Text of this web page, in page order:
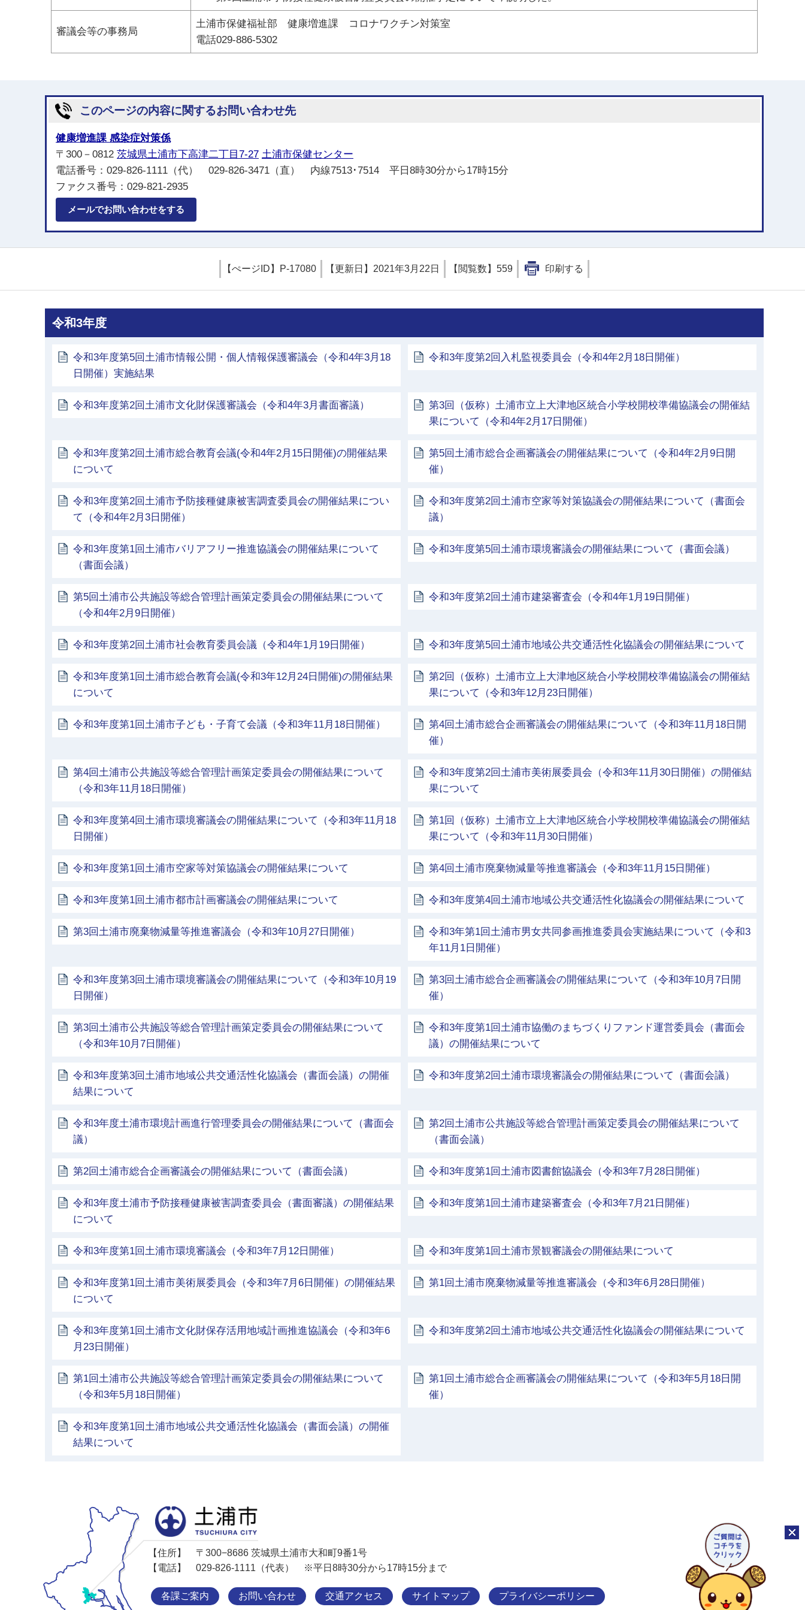
審議会等の事務局
土浦市保健福祉部 健康増進課 コロナワクチン対策室
電話029-886-5302
このページの内容に関するお問い合わせ先
健康増進課 感染症対策係
〒300－0812 茨城県土浦市下高津二丁目7-27 土浦市保健センター
電話番号：029-826-1111（代） 029-826-3471（直） 内線7513･7514 平日8時30分から17時15分
ファクス番号：029-821-2935
メールでお問い合わせをする
【ぺージID】 P-17080 【更新日】 2021年3月22日 【閲覧数】 559 印刷する
令和3年度
令和3年度第5回土浦市情報公開・個人情報保護審議会（令和4年3月18
日開催）実施結果
令和3年度第2回入札監視委員会（令和4年2月18日開催）
令和3年度第2回土浦市文化財保護審議会（令和4年3月書面審議）
第3回（仮称）土浦市立上大津地区統合小学校開校準備協議会の開催結
果について（令和4年2月17日開催）
令和3年度第2回土浦市総合教育会議(令和4年2月15日開催)の開催結果
について
第5回土浦市総合企画審議会の開催結果について（令和4年2月9日開
催）
令和3年度第2回土浦市予防接種健康被害調査委員会の開催結果につい
て（令和4年2月3日開催）
令和3年度第2回土浦市空家等対策協議会の開催結果について（書面会
議）
令和3年度第1回土浦市バリアフリー推進協議会の開催結果について
（書面会議）
令和3年度第5回土浦市環境審議会の開催結果について（書面会議）
第5回土浦市公共施設等総合管理計画策定委員会の開催結果について
（令和4年2月9日開催）
令和3年度第2回土浦市建築審査会（令和4年1月19日開催）
令和3年度第2回土浦市社会教育委員会議（令和4年1月19日開催） 令和3年度第5回土浦市地域公共交通活性化協議会の開催結果について
令和3年度第1回土浦市総合教育会議(令和3年12月24日開催)の開催結果
について
第2回（仮称）土浦市立上大津地区統合小学校開校準備協議会の開催結
果について（令和3年12月23日開催）
令和3年度第1回土浦市子ども・子育て会議（令和3年11月18日開催）
第4回土浦市総合企画審議会の開催結果について（令和3年11月18日開
催）
第4回土浦市公共施設等総合管理計画策定委員会の開催結果について
（令和3年11月18日開催）
令和3年度第2回土浦市美術展委員会（令和3年11月30日開催）の開催結
果について
令和3年度第4回土浦市環境審議会の開催結果について（令和3年11月18
日開催）
第1回（仮称）土浦市立上大津地区統合小学校開校準備協議会の開催結
果について（令和3年11月30日開催）
令和3年度第1回土浦市空家等対策協議会の開催結果について 第4回土浦市廃棄物減量等推進審議会（令和3年11月15日開催）
令和3年度第1回土浦市都市計画審議会の開催結果について 令和3年度第4回土浦市地域公共交通活性化協議会の開催結果について
第3回土浦市廃棄物減量等推進審議会（令和3年10月27日開催）
令和3年第1回土浦市男女共同参画推進委員会実施結果について（令和3
年11月1日開催）
令和3年度第3回土浦市環境審議会の開催結果について（令和3年10月19
日開催）
第3回土浦市総合企画審議会の開催結果について（令和3年10月7日開
催）
第3回土浦市公共施設等総合管理計画策定委員会の開催結果について
（令和3年10月7日開催）
令和3年度第1回土浦市協働のまちづくりファンド運営委員会（書面会
議）の開催結果について
令和3年度第3回土浦市地域公共交通活性化協議会（書面会議）の開催
結果について
令和3年度第2回土浦市環境審議会の開催結果について（書面会議）
令和3年度土浦市環境計画進行管理委員会の開催結果について（書面会
議）
第2回土浦市公共施設等総合管理計画策定委員会の開催結果について
（書面会議）
第2回土浦市総合企画審議会の開催結果について（書面会議） 令和3年度第1回土浦市図書館協議会（令和3年7月28日開催）
令和3年度土浦市予防接種健康被害調査委員会（書面審議）の開催結果
について
令和3年度第1回土浦市建築審査会（令和3年7月21日開催）
令和3年度第1回土浦市環境審議会（令和3年7月12日開催） 令和3年度第1回土浦市景観審議会の開催結果について
令和3年度第1回土浦市美術展委員会（令和3年7月6日開催）の開催結果
について
第1回土浦市廃棄物減量等推進審議会（令和3年6月28日開催）
令和3年度第1回土浦市文化財保存活用地域計画推進協議会（令和3年6
月23日開催）
令和3年度第2回土浦市地域公共交通活性化協議会の開催結果について
第1回土浦市公共施設等総合管理計画策定委員会の開催結果について
（令和3年5月18日開催）
第1回土浦市総合企画審議会の開催結果について（令和3年5月18日開
催）
令和3年度第1回土浦市地域公共交通活性化協議会（書面会議）の開催
結果について
【住所】
〒300−8686 茨城県土浦市大和町9番1号
【電話】
029-826-1111（代表） ※平日8時30分から17時15分まで
各課ご案内 お問い合わせ 交通アクセス サイトマップ プライバシーポリシー
チャ